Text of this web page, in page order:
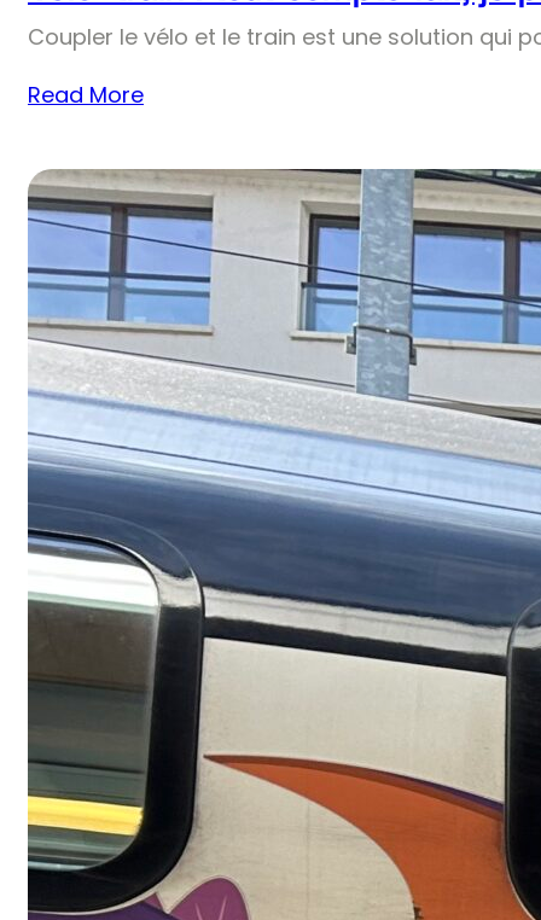
Coupler le vélo et le train est une solution qui
Read More